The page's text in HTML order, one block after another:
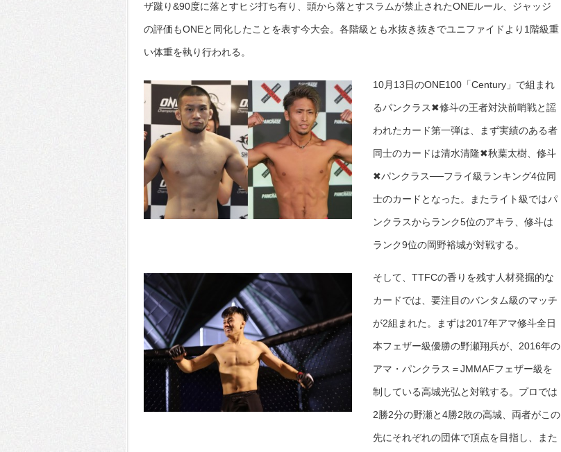
ザ蹴り&90度に落とすヒジ打ち有り、頭から落とすスラムが禁止されたONEルール、ジャッジ
の評価もONEと同化したことを表す今大会。各階級とも水抜き抜きでユニファイドより1階級重
い体重を執り行われる。
10月13日のONE100「Century」で組まれ
るパンクラス✖修斗の王者対決前哨戦と謡
われたカード第一弾は、まず実績のある者
同士のカードは清水清隆✖秋葉太樹、修斗
✖パンクラス──フライ級ランキング4位同
士のカードとなった。またライト級ではパ
ンクラスからランク5位のアキラ、修斗は
ランク9位の岡野裕城が対戦する。
そして、TTFCの香りを残す人材発掘的な
カードでは、要注目のバンタム級のマッチ
が2組まれた。まずは2017年アマ修斗全日
本フェザー級優勝の野瀬翔兵が、2016年の
アマ・パンクラス＝JMMAFフェザー級を
制している高城光弘と対戦する。プロでは
2勝2分の野瀬と4勝2敗の高城、両者がこの
先にそれぞれの団体で頂点を目指し、また